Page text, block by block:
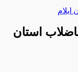
استان